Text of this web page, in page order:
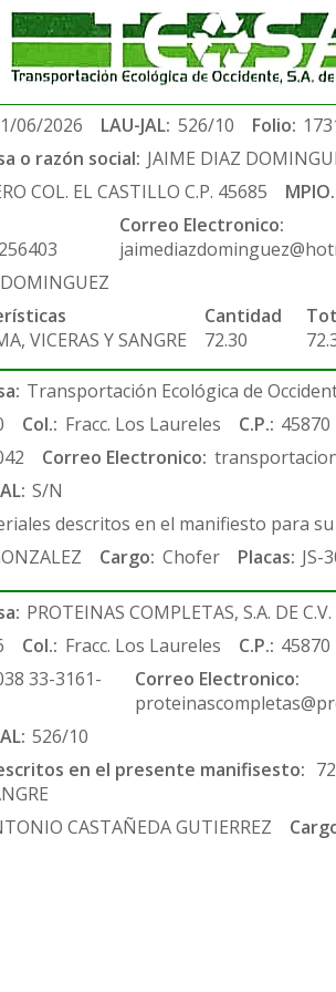
06/2026 LAU-JAL: 526/10 Folio:
o razón social: JAIME DIAZ
COL. EL CASTILLO C.P. 45685
Correo Electronico:
VICERAS Y SANGRE
Cantidad
72.30
Transportación Ecológica de
Col.: Fracc. Los Laureles C.P.: 45870
Correo Electronico:
S/N
descritos en el manifiesto para
Cargo: Chofer Placas: JS-
PROTEINAS COMPLETAS, S.A. DE C.V.
Col.: Fracc. Los Laureles C.P.: 45870
33-3161-
Correo Electronico:
526/10
en el presente manifisesto:
CASTAÑEDA GUTIERREZ